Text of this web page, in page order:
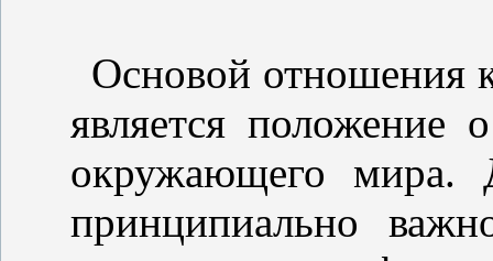
Основой отношения
является положение
окружающего мира.
принципиально